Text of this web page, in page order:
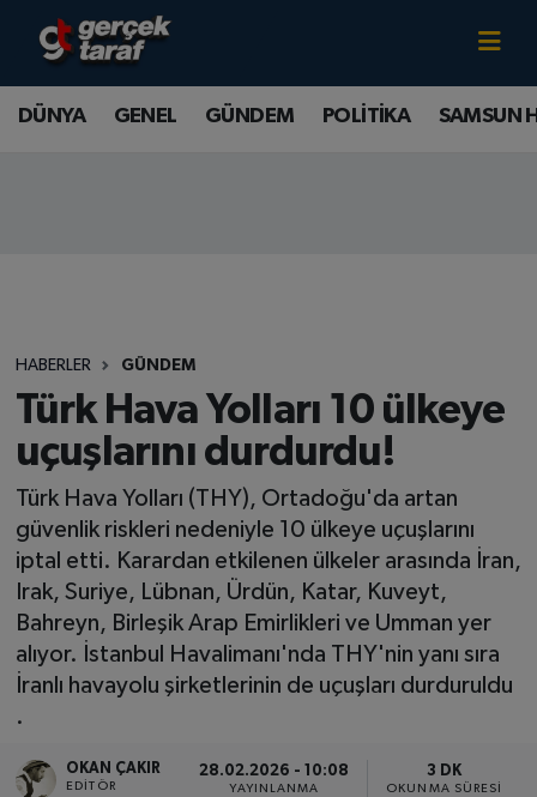
DÜNYA GENEL GÜNDEM POLİTİKA SAMSUN
HABERLER GÜNDEM
Türk Hava Yolları 10 ülkeye
uçuşlarını durdurdu!
Türk Hava Yolları (THY), Ortadoğu'da artan
güvenlik riskleri nedeniyle 10 ülkeye uçuşlarını
iptal etti. Karardan etkilenen ülkeler arasında İran,
Irak, Suriye, Lübnan, Ürdün, Katar, Kuveyt,
Bahreyn, Birleşik Arap Emirlikleri ve Umman yer
alıyor. İstanbul Havalimanı'nda THY'nin yanı sıra
İranlı havayolu şirketlerinin de uçuşları durduruldu
.
OKAN ÇAKIR
EDITÖR
28.02.2026 - 10:08
YAYINLANMA
3 DK
OKUNMA SÜRESI
Canlı TV İzle
DÜNYA
SAMSUNSPOR
SAĞLIK
TEKNOLOJİ
SPOR
EKONOMİ
TEKNOLOJİ
YAŞAM
Samsun Nöbetçi Eczaneler
Tüm Manşetler
Son Dakika Haberleri
Haber Arşivi